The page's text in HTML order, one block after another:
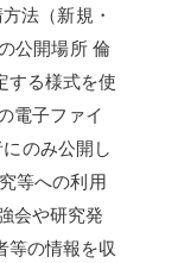
法（新規・
公開場所 倫
する様式を使
電子ファイ
のみ公開し
等への利用
会や研究発
等の情報を収